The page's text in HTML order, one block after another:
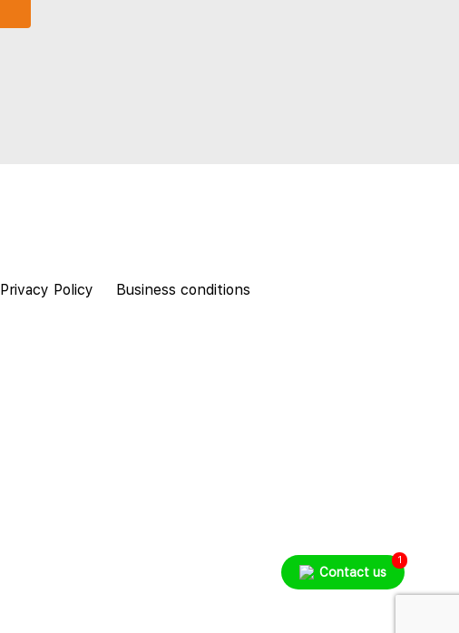
Privacy Policy Business conditions
Contact us
1